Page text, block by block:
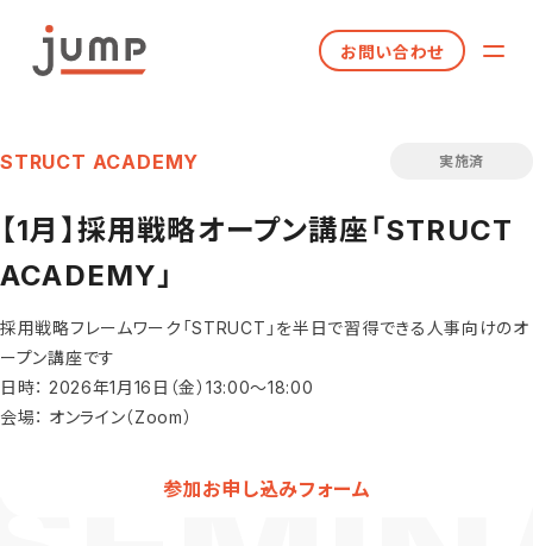
お問い合わせ
STRUCT ACADEMY 実施済
【1月】採用戦略オープン講座「STRUCT
ACADEMY」
採用戦略フレームワーク「STRUCT」を半日で習得できる人事向けのオ
ープン講座です
日時： 2026年1月16日（金）13:00〜18:00
会場： オンライン（Zoom）
参加お申し込みフォーム